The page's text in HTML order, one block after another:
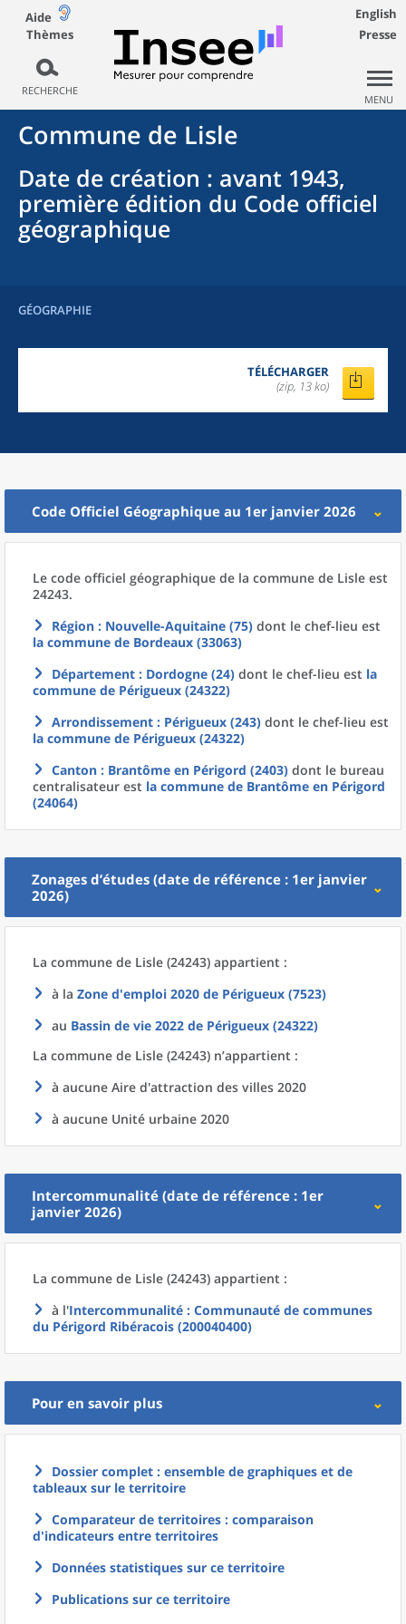
Aide
Thèmes
RECHERCHE
English
Presse
MENU
Commune de Lisle
Date de création : avant 1943,
première édition du Code officiel
géographique
GÉOGRAPHIE
TÉLÉCHARGER
(zip, 13 ko)
Code Officiel Géographique au 1er janvier 2026
Le code officiel géographique de la commune de Lisle est
24243.
Région : Nouvelle-Aquitaine (75) dont le chef-lieu est
la commune de Bordeaux (33063)
Département : Dordogne (24) dont le chef-lieu est la
commune de Périgueux (24322)
Arrondissement : Périgueux (243) dont le chef-lieu est
la commune de Périgueux (24322)
Canton : Brantôme en Périgord (2403) dont le bureau
centralisateur est la commune de Brantôme en Périgord
(24064)
Zonages d’études (date de référence : 1er janvier
2026)
La commune de Lisle (24243) appartient :
à la Zone d'emploi 2020 de Périgueux (7523)
au Bassin de vie 2022 de Périgueux (24322)
La commune de Lisle (24243) n’appartient :
à aucune Aire d'attraction des villes 2020
à aucune Unité urbaine 2020
Intercommunalité (date de référence : 1er
janvier 2026)
La commune de Lisle (24243) appartient :
à l'Intercommunalité : Communauté de communes
du Périgord Ribéracois (200040400)
Pour en savoir plus
Dossier complet : ensemble de graphiques et de
tableaux sur le territoire
Comparateur de territoires : comparaison
d'indicateurs entre territoires
Données statistiques sur ce territoire
Publications sur ce territoire